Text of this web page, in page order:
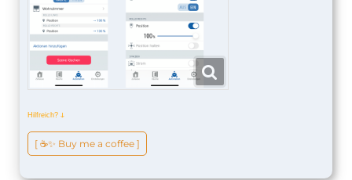
Hilfreich? ↆ
[ ☕️✨ Buy me a coffee ]